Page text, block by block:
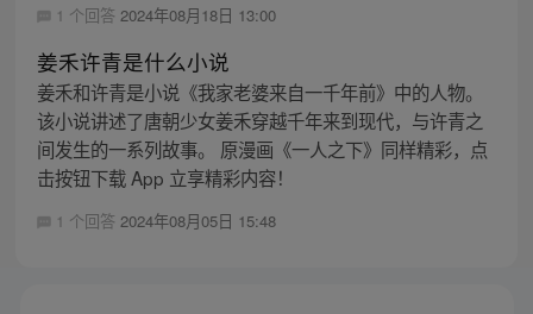
1 个回答 2024年08月18日 13:00
姜禾许青是什么小说
姜禾和许青是小说《我家老婆来自一千年前》中的人物。
该小说讲述了唐朝少女姜禾穿越千年来到现代，与许青之
间发生的一系列故事。 原漫画《一人之下》同样精彩，点
击按钮下载 App 立享精彩内容！
1 个回答 2024年08月05日 15:48